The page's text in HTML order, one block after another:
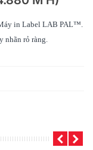
in Label LAB PAL™.
nhãn rỏ ràng.